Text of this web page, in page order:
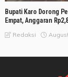
Bupati Karo Dorong
Empat, Anggaran
Redaksi